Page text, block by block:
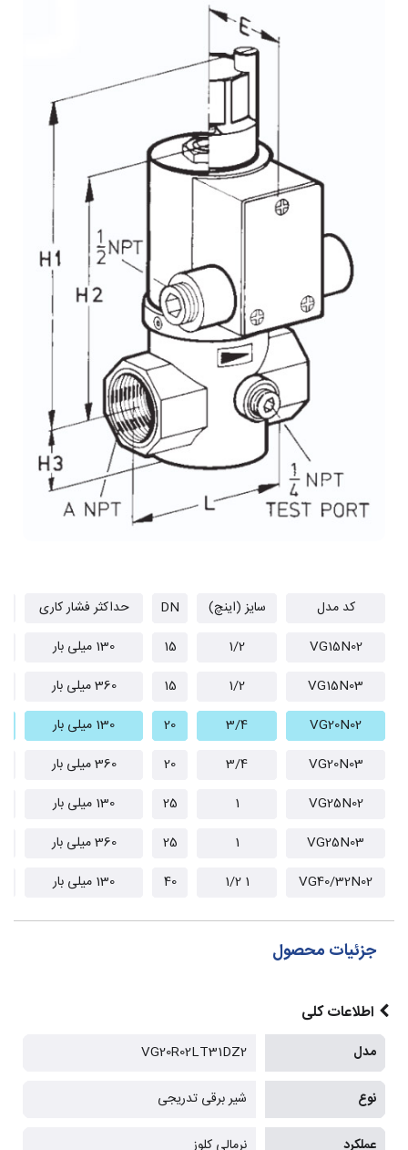
کد مدل سایز (اینچ) DN حداکثر فشار کاری
VG15N02
1/2
15 130 میلی بار
VG15N03
1/2
15 360 میلی بار
VG20N02
3/4
20 130 میلی بار
VG20N03
3/4
20 360 میلی بار
VG25N02
1
25 130 میلی بار
VG25N03
1
25 360 میلی بار
VG40/32N02
1 1/2
40 130 میلی بار
جزئیات محصول
اطلاعات کلی
مدل VG20R02LT31DZ2
نوع شیر برقی تدریجی
عملکرد نرمالی کلوز